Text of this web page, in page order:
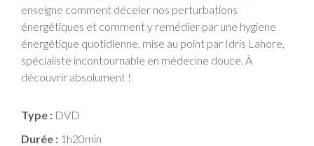
enseigne comment déceler nos perturbations
énergétiques et comment y remédier par une hygiene
énergétique quotidienne, mise au point par Idris Lahore,
spécialiste incontournable en médecine douce. À
découvrir absolument !
Type : DVD
Durée : 1h20min